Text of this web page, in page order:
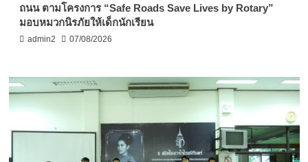
ถนน ตามโครงการ “Safe Roads Save Lives by Rotary”
มอบหมวกนิรภัยให้เด็กนักเรียน
admin2 07/08/2026